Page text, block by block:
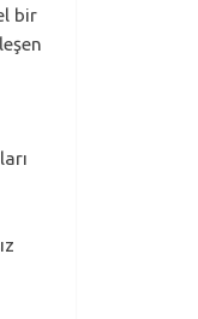
bir